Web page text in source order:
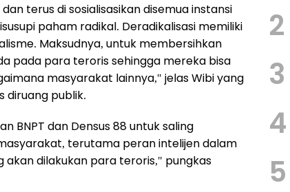
terus di sosialisasikan disemua instansi
paham radikal. Deradikalisasi memiliki
Maksudnya, untuk membersihkan
pada para teroris sehingga mereka bisa
masyarakat lainnya," jelas Wibi yang
diruang publik.
BNPT dan Densus 88 untuk saling
terutama peran intelijen dalam
dilakukan para teroris," pungkas
2
3
4
5